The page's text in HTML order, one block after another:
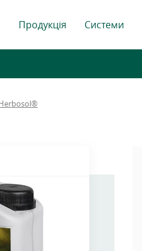
Продукція Системи